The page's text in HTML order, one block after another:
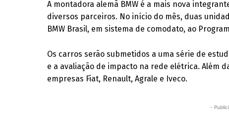
A montadora alemã BMW é a mais nova
diversos parceiros. No início do mês, duas
BMW Brasil, em sistema de comodato, ao
Os carros serão submetidos a uma série de
e a avaliação de impacto na rede elétrica. Além
empresas Fiat, Renault, Agrale e Iveco.
-